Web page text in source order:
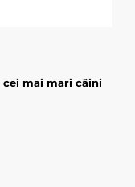
cei mai mari câini